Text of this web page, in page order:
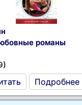
романы
Подробнее